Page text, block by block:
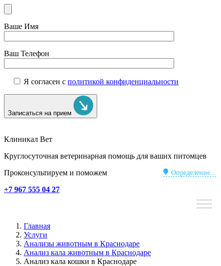
Ваше Имя
Ваш Телефон
Я согласен с политикой конфиденциальности
Записаться на прием
Клиникал Вет
Круглосуточная ветеринарная помощь для ваших питомцев
Определение...
Проконсультируем и поможем
+7 967 555 04 27
Главная
Услуги
Анализы животным в Краснодаре
Анализ кала животным в Краснодаре
Анализ кала кошки в Краснодаре